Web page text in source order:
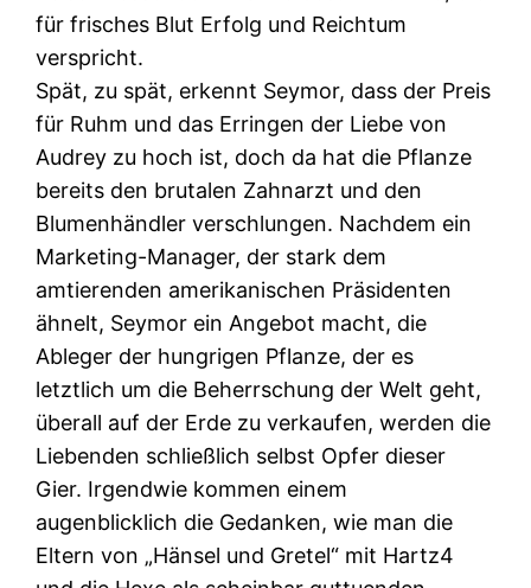
für frisches Blut Erfolg und Reichtum
verspricht.
Spät, zu spät, erkennt Seymor, dass der Preis
für Ruhm und das Erringen der Liebe von
Audrey zu hoch ist, doch da hat die Pflanze
bereits den brutalen Zahnarzt und den
Blumenhändler verschlungen. Nachdem ein
Marketing-Manager, der stark dem
amtierenden amerikanischen Präsidenten
ähnelt, Seymor ein Angebot macht, die
Ableger der hungrigen Pflanze, der es
letztlich um die Beherrschung der Welt geht,
überall auf der Erde zu verkaufen, werden die
Liebenden schließlich selbst Opfer dieser
Gier. Irgendwie kommen einem
augenblicklich die Gedanken, wie man die
Eltern von „Hänsel und Gretel“ mit Hartz4